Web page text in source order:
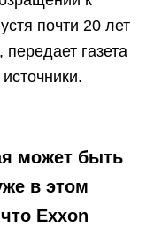
почти 20 лет
газета
может быть
в этом
Exxon